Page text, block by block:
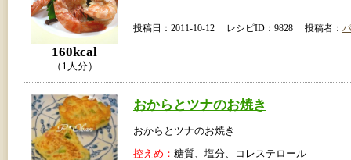
160kcal
（1人分）
投稿日：2011-10-12 レシピID：9828 投稿者：
おからとツナのお焼き
おからとツナのお焼き
控えめ： 糖質、塩分、コレステロール